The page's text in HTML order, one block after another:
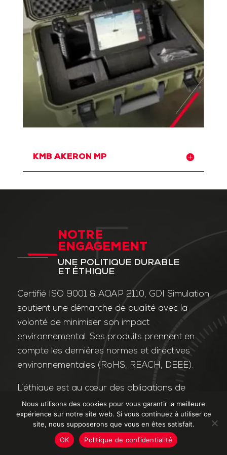
KMB AKERON MP
NOTRE
ENGAGEMENT
UNE POLITIQUE DURABLE
ET ÉTHIQUE
Certifié ISO 9001 & AQAP 2110, GDI Simulation
soutient une démarche de qualité avec la
volonté de minimiser son impact
environnemental. Ses produits prennent en
compte les dernières normes et directives
environnementales (RoHS, REACH, DEEE).
L’éthique est au cœur des obligations de
l’entreprise et de ses valeurs. Nos affaires
sont conduites dans le strict respect des
différentes lois applicables dans le domaine
de la lutte contre la corruption et le trafic
Nous utilisons des cookies pour vous garantir la meilleure
expérience sur notre site web. Si vous continuez à utiliser ce
site, nous supposerons que vous en êtes satisfait.
OK
Politique de confidentialité